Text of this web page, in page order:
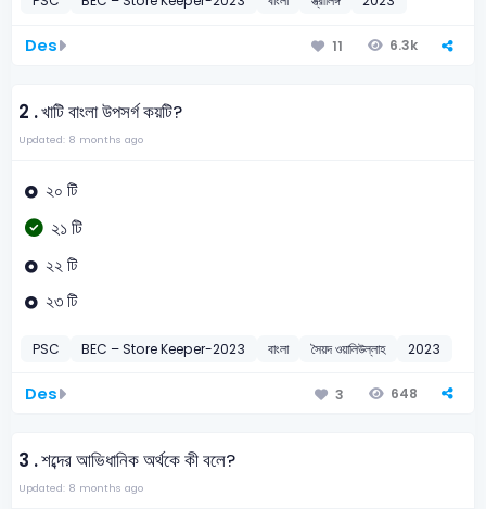
Des 11 6.3k
2 .খাটি বাংলা উপসর্গ কয়টি?
Updated: 8 months ago
২০ টি
২১ টি
২২ টি
২৩ টি
PSC BEC – Store Keeper-2023 বাংলা সৈয়দ ওয়ালিউল্লাহ 2023
Des 3 648
3 .শব্দের আভিধানিক অর্থকে কী বলে?
Updated: 8 months ago